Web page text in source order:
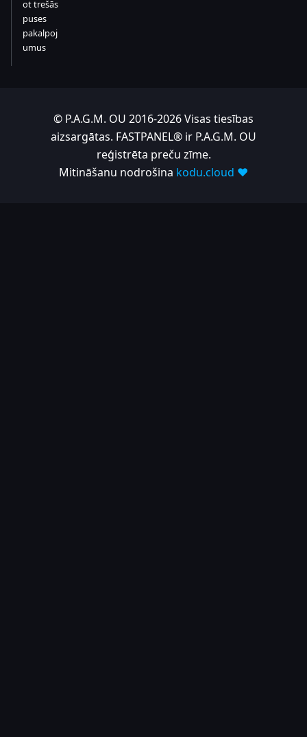
ot trešās
puses
pakalpoj
umus
© P.A.G.M. OU 2016-2026 Visas tiesības
aizsargātas. FASTPANEL® ir P.A.G.M. OU
reģistrēta preču zīme.
Mitināšanu nodrošina kodu.cloud ❤️